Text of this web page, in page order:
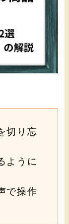
切り忘
ように
で操作